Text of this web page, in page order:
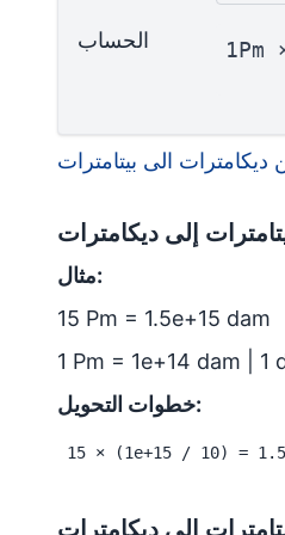
الحساب
ديكامترات الى بيتامترات
إلى ديكامترات
مثال:
15 Pm = 1.5e+15 dam
1 Pm = 1e+14 dam | 1
خطوات التحويل:
15 × (1e+15 / 10) =
إلى ديكامترات